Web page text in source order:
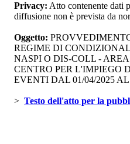
Privacy: Atto contenente dati
diffusione non è prevista da
Oggetto:
REGIME DI
NASPI O DIS-COLL -
CENTRO PER L'IMPIEGO
EVENTI DAL 01/04/2025 AL
> Testo dell'atto per la